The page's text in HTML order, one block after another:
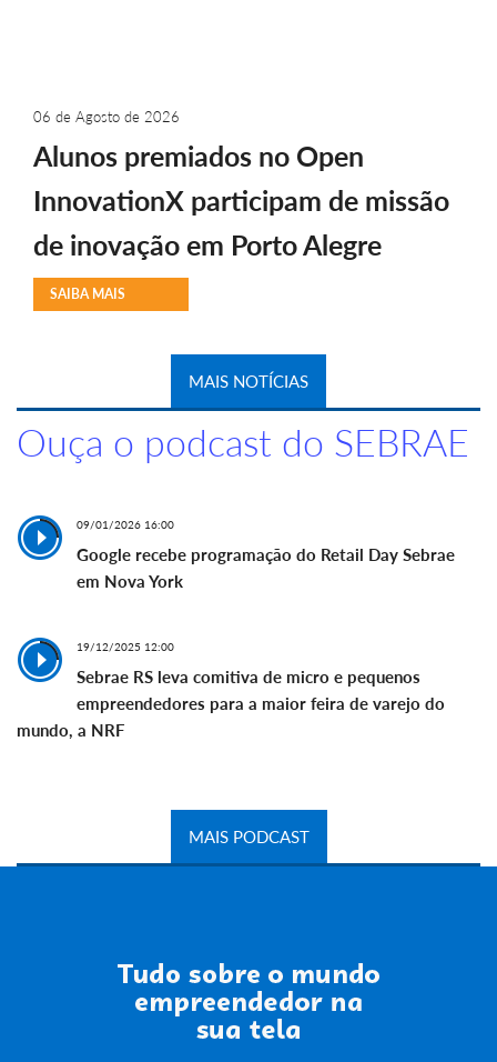
06 de Agosto de 2026
Alunos premiados no Open
InnovationX participam de missão
de inovação em Porto Alegre
SAIBA MAIS
MAIS NOTÍCIAS
Ouça o podcast do SEBRAE
09/01/2026 16:00
Google recebe programação do Retail Day Sebrae
em Nova York
19/12/2025 12:00
Sebrae RS leva comitiva de micro e pequenos
empreendedores para a maior feira de varejo do
mundo, a NRF
MAIS PODCAST